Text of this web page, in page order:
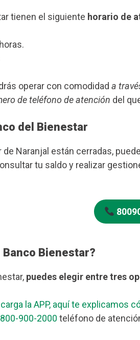
tienen el siguiente horario de
operar con comodidad a
de teléfono de atención del
del Bienestar
Naranjal están cerradas,
tu saldo y realizar
Bienestar?
puedes elegir entre tres
la APP, aquí te explicamos
800-900-2000 teléfono de